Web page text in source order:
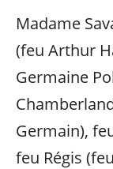
Madame
(feu Arthur
Germaine
Germain),
feu Régis